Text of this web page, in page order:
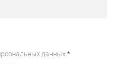
данных. *